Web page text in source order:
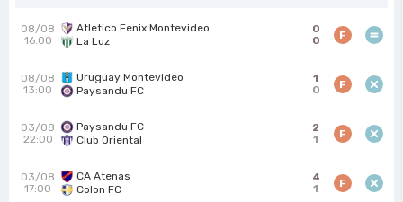
08/08
16:00
Atletico Fenix Montevideo
La Luz
0
0
F
08/08
13:00
Uruguay Montevideo
Paysandu FC
1
0
F
03/08
22:00
Paysandu FC
Club Oriental
2
1
F
03/08
17:00
CA Atenas
Colon FC
4
1
F